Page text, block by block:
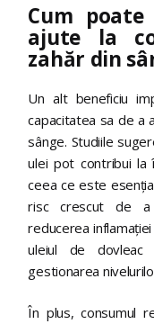
Cum
ajute la
zahăr din
Un alt beneficiu
capacitatea sa de a
sânge. Studiile
ulei pot contribui la
ceea ce este
risc crescut de a
reducerea
uleiul de
gestionarea
În plus, consumul